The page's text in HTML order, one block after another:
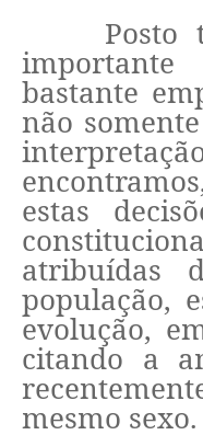
Posto
bastante
não
estas
população,
evolução,
citando a
mesmo sexo.